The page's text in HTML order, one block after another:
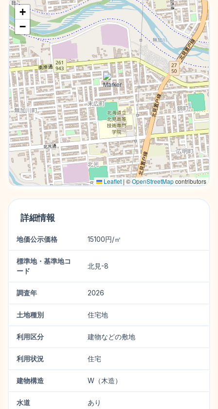
+
−
Leaflet | ©OpenStreetMapcontributors
詳細情報
地価公示価格 15100円/㎡
標準地・基準地コ
ード
北見-8
調査年 2026
土地種別 住宅地
利用区分 建物などの敷地
利用状況 住宅
建物構造 W（木造）
水道 あり